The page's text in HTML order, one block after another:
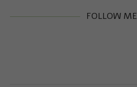
FOLLOW ME